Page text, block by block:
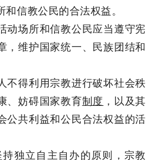
信教公民的合法权益。
场所和信教公民应当遵守宪
，维护国家统一、民族团结和
得利用宗教进行破坏社会秩
、妨碍国家教育制度 ，以及其
公共利益和公民合法权益的活
立自主自办的原则，宗教